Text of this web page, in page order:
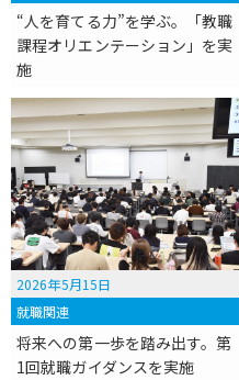
“人を育てる力”を学ぶ。「教職
課程オリエンテーション」を実
施
2026年5月15日
就職関連
将来への第一歩を踏み出す。第
1回就職ガイダンスを実施